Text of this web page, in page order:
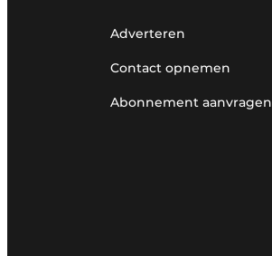
Adverteren
Contact opnemen
Abonnement aanvragen